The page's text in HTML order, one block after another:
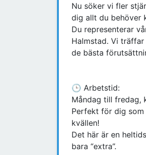
Nu söker vi fler
dig allt du behöver
Du representerar
Halmstad. Vi
de bästa
🕒 Arbetstid:
Måndag till fredag,
Perfekt för dig
kvällen!
Det här är en
bara “extra”.